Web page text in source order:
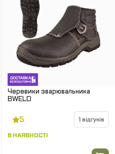
Черевики зварювальника
BWELD
5 1 відгуків
В НАЯВНОСТІ